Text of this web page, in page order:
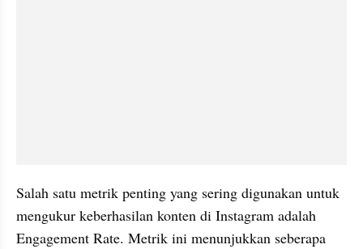
Salah satu metrik penting yang sering digunakan untuk
mengukur keberhasilan konten di Instagram adalah
Engagement Rate. Metrik ini menunjukkan seberapa